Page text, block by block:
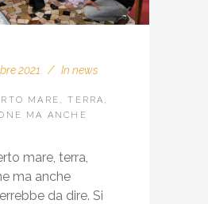
2021 In news
MARE, TERRA,
MA ANCHE
mare, terra,
ma anche
da dire. Si